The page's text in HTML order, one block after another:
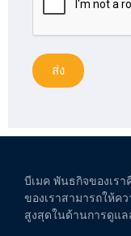
ส่ง
บีเมค พันธกิจของเรา
ของเราสามารถให้คว
สูงสุดในด้านการดูแ